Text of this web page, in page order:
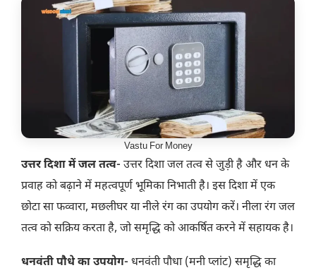
Vastu For Money
उत्तर दिशा में जल तत्व- उत्तर दिशा जल तत्व से जुड़ी है और धन के
प्रवाह को बढ़ाने में महत्वपूर्ण भूमिका निभाती है। इस दिशा में एक
छोटा सा फव्वारा, मछलीघर या नीले रंग का उपयोग करें। नीला रंग जल
तत्व को सक्रिय करता है, जो समृद्धि को आकर्षित करने में सहायक है।
धनवंती पौधे का उपयोग- धनवंती पौधा (मनी प्लांट) समृद्धि का